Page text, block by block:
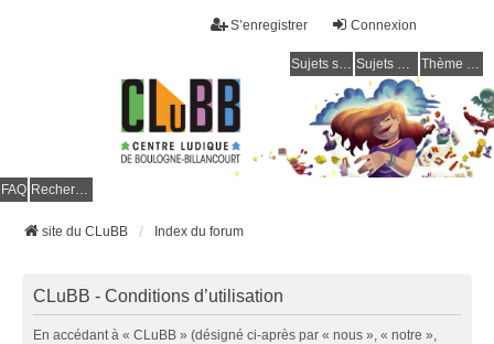
Connexion
S’enregistrer
Sujets sans réponse Sujets actifs Thème clair / foncé
FAQ Rechercher
site du CLuBB Index du forum
CLuBB - Conditions d’utilisation
En accédant à « CLuBB » (désigné ci-après par « nous », « notre »,